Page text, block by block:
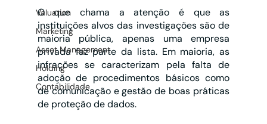
Valuation
Marketing
Asset Management
Holding
Contabilidade
O que chama a atenção é que as
instituições alvos das investigações são de
maioria pública, apenas uma empresa
privada faz parte da lista. Em maioria, as
infrações se caracterizam pela falta de
adoção de procedimentos básicos como
de comunicação e gestão de boas práticas
de proteção de dados.